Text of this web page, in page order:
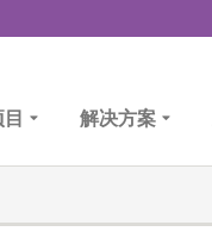
解决方案